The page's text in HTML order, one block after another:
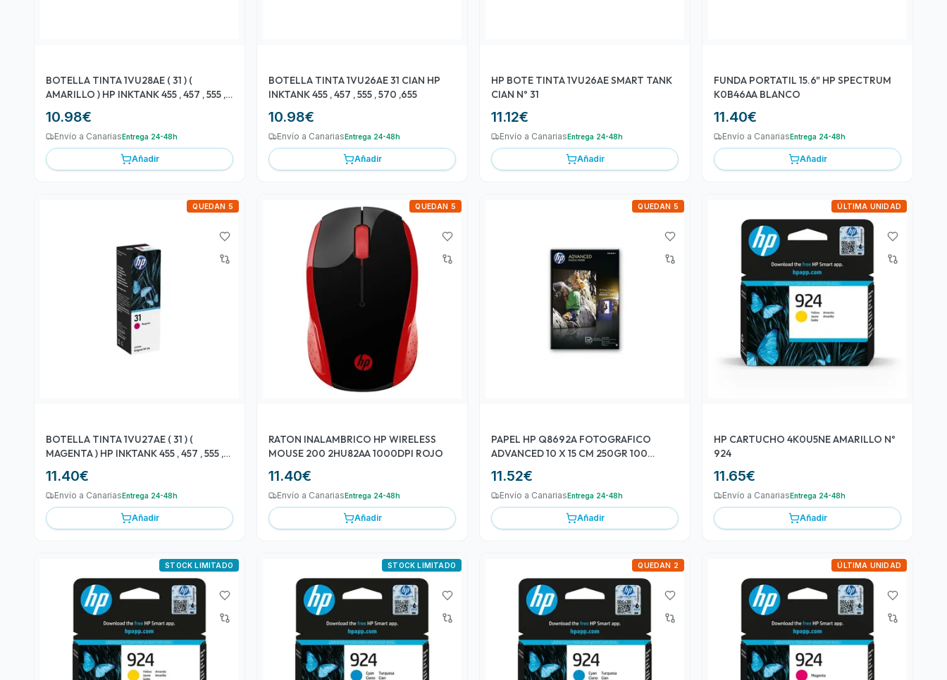
BOTELLA TINTA 1VU28AE ( 31 ) (
AMARILLO ) HP INKTANK 455 , 457 , 555 ,
10.98€
Envío a CanariasEntrega 24-48h
Añadir
BOTELLA TINTA 1VU26AE 31 CIAN HP
INKTANK 455 , 457 , 555 , 570 ,655
10.98€
Envío a CanariasEntrega 24-48h
Añadir
HP BOTE TINTA 1VU26AE SMART TANK
CIAN Nº 31
11.12€
Envío a CanariasEntrega 24-48h
Añadir
FUNDA PORTATIL 15.6" HP SPECTRUM
K0B46AA BLANCO
11.40€
Envío a CanariasEntrega 24-48h
Añadir
BOTELLA TINTA 1VU27AE ( 31 ) (
MAGENTA ) HP INKTANK 455 , 457 , 555 ,
11.40€
QUEDAN 5
Envío a CanariasEntrega 24-48h
Añadir
RATON INALAMBRICO HP WIRELESS
MOUSE 200 2HU82AA 1000DPI ROJO
11.40€
QUEDAN 5
Envío a CanariasEntrega 24-48h
Añadir
PAPEL HP Q8692A FOTOGRAFICO
ADVANCED 10 X 15 CM 250GR 100
11.52€
QUEDAN 5
Envío a CanariasEntrega 24-48h
Añadir
HP CARTUCHO 4K0U5NE AMARILLO Nº
924
11.65€
ÚLTIMA UNIDAD
Envío a CanariasEntrega 24-48h
Añadir
STOCK LIMITADO STOCK LIMITADO QUEDAN 2 ÚLTIMA UNIDAD